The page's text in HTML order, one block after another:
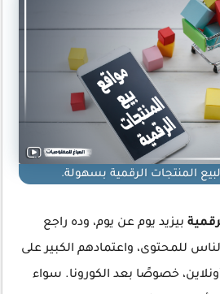
بيزيد يوم عن يوم، وده راجع
للمحتوى، واعتمادهم الكبير على
أونلاين، خصوصًا بعد الكورونا. سواء